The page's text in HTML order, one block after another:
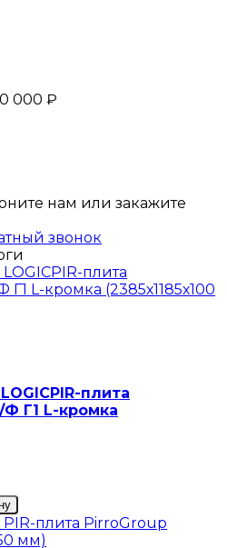
000 ₽
нам или закажите
звонок
плита
Ф Г1 L-кромка